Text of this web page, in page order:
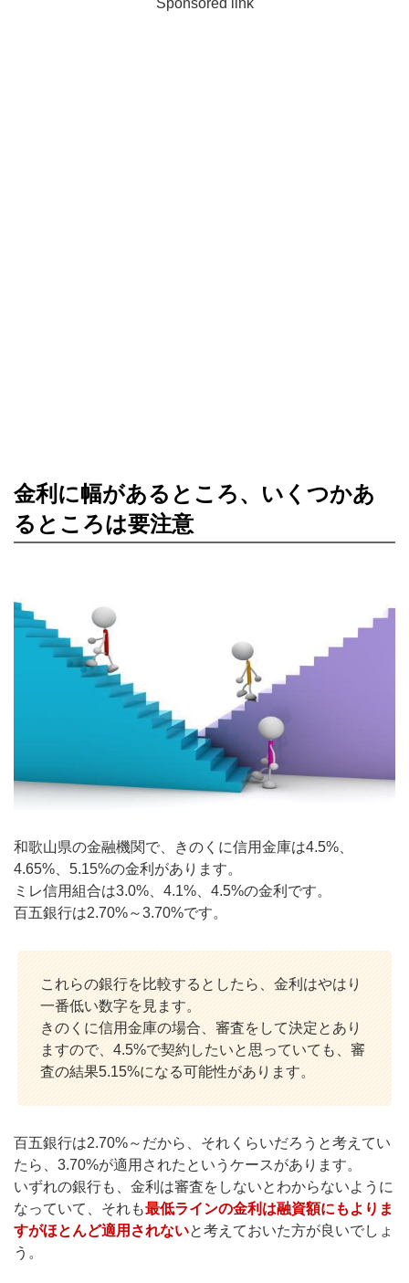
Sponsored link
金利に幅があるところ、いくつかあ
るところは要注意
和歌山県の金融機関で、きのくに信用金庫は4.5%、
4.65%、5.15%の金利があります。
ミレ信用組合は3.0%、4.1%、4.5%の金利です。
百五銀行は2.70%～3.70%です。
これらの銀行を比較するとしたら、金利はやはり
一番低い数字を見ます。
きのくに信用金庫の場合、審査をして決定とあり
ますので、4.5%で契約したいと思っていても、審
査の結果5.15%になる可能性があります。
百五銀行は2.70%～だから、それくらいだろうと考えてい
たら、3.70%が適用されたというケースがあります。
いずれの銀行も、金利は審査をしないとわからないように
なっていて、それも最低ラインの金利は融資額にもよりま
すがほとんど適用されないと考えておいた方が良いでしょ
う。